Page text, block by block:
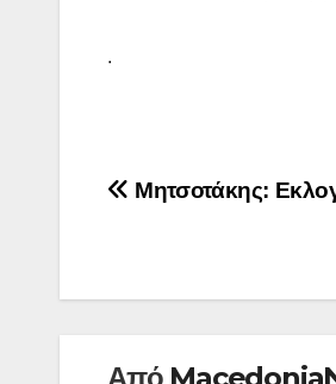
.
Πλοήγηση
Μητσοτάκης:
Από